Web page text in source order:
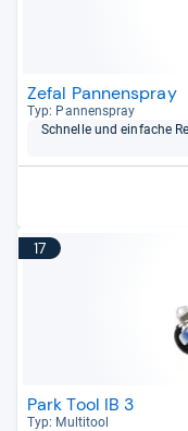
Zefal Pannenspray
Typ: Pan­nen­spray
Schnelle und ein­fa­che
17
Park Tool IB 3
Typ: Mul­ti­tool